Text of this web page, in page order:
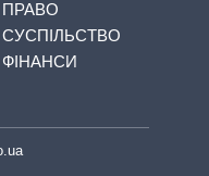
ПРАВО
СУСПІЛЬСТВО
ФІНАНСИ